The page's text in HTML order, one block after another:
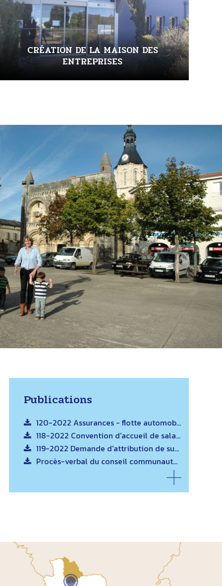
CRÉATION DE LA MAISON DES
ENTREPRISES
Publications
120-2022 Assurances - flotte automobile (supérieur à 90 000 € hors taxe)
118-2022 Convention d'accueil de salariés d'une association pour des activités d'inclusion d'enfants à l'accueil de loisirs sans hébergement
119-2022 Demande d'attribution de subvention
Procès-verbal du conseil communautaire du 11 octobre 2022